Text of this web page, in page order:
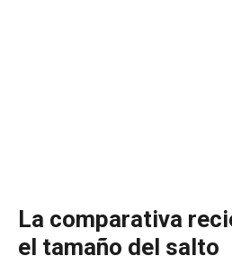
La comparativa
el tamaño del salto